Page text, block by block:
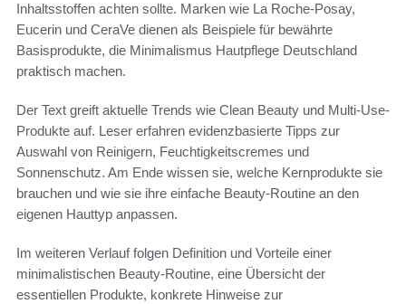
Inhaltsstoffen achten sollte. Marken wie La Roche-Posay,
Eucerin und CeraVe dienen als Beispiele für bewährte
Basisprodukte, die Minimalismus Hautpflege Deutschland
praktisch machen.
Der Text greift aktuelle Trends wie Clean Beauty und Multi-Use-
Produkte auf. Leser erfahren evidenzbasierte Tipps zur
Auswahl von Reinigern, Feuchtigkeitscremes und
Sonnenschutz. Am Ende wissen sie, welche Kernprodukte sie
brauchen und wie sie ihre einfache Beauty-Routine an den
eigenen Hauttyp anpassen.
Im weiteren Verlauf folgen Definition und Vorteile einer
minimalistischen Beauty-Routine, eine Übersicht der
essentiellen Produkte, konkrete Hinweise zur